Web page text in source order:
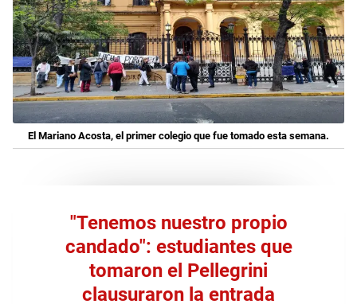
El Mariano Acosta, el primer colegio que fue tomado esta semana.
"Tenemos nuestro propio
candado": estudiantes que
tomaron el Pellegrini
clausuraron la entrada